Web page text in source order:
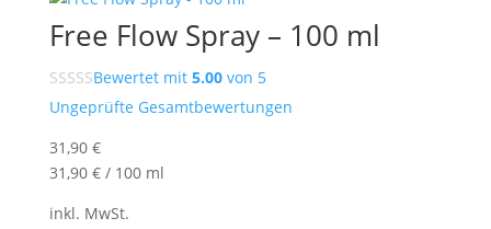
Free Flow Spray – 100 ml
Bewertet mit 5.00von 5
Ungeprüfte Gesamtbewertungen
31,90 €
31,90 €/ 100 ml
inkl. MwSt.